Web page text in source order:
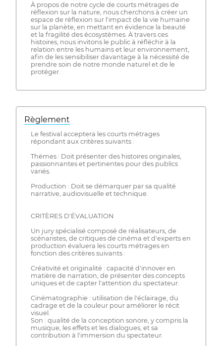
À propos de notre cycle de courts métrages de
réflexion sur la nature, nous cherchons à créer un
espace de réflexion sur l'impact de la vie humaine
sur la planète, en mettant en évidence la beauté
et la fragilité des écosystèmes. À travers ces
histoires, nous invitons le public à réfléchir à la
relation entre les humains et leur environnement,
afin de les sensibiliser davantage à la nécessité de
prendre soin de notre monde naturel et de le
protéger.
Règlement
Le festival acceptera les courts métrages
répondant aux critères suivants :
Thèmes : Doit présenter des histoires originales,
passionnantes et pertinentes pour des publics
variés.
Production : Doit se démarquer par sa qualité
narrative, audiovisuelle et technique.
CRITÈRES D'ÉVALUATION
Un jury spécialisé composé de réalisateurs, de
scénaristes, de critiques de cinéma et d'experts en
production évaluera les courts métrages en
fonction des critères suivants :
Créativité et originalité : capacité d'innover en
matière de narration, de présenter des concepts
uniques et de capter l'attention du spectateur.
Cinématographie : utilisation de l'éclairage, du
cadrage et de la couleur pour améliorer le récit
visuel.
Son : qualité de la conception sonore, y compris la
musique, les effets et les dialogues, et sa
contribution à l'immersion du spectateur.